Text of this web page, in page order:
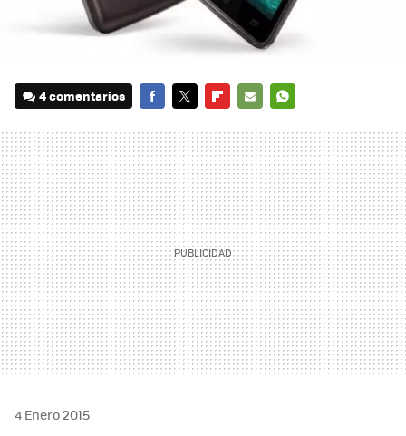
4 comentarios
MAIL
4 Enero 2015